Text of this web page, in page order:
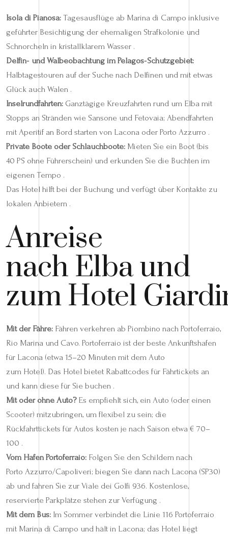
Isola di Pianosa: Tagesausflüge ab Marina di Campo inklusive
geführter Besichtigung der ehemaligen Strafkolonie und
Schnorcheln in kristallklarem Wasser .
Delfin‑ und Walbeobachtung im Pelagos‑Schutzgebiet:
Halbtages­touren auf der Suche nach Delfinen und mit etwas
Glück auch Walen .
Inselrundfahrten: Ganztägige Kreuzfahrten rund um Elba mit
Stopps an Stränden wie Sansone und Fetovaia; Abendfahrten
mit Aperitif an Bord starten von Lacona oder Porto Azzurro .
Private Boote oder Schlauchboote: Mieten Sie ein Boot (bis
40 PS ohne Führerschein) und erkunden Sie die Buchten im
eigenen Tempo .
Das Hotel hilft bei der Buchung und verfügt über Kontakte zu
lokalen Anbietern .
Anreise
nach Elba und
zum Hotel
Mit der Fähre: Fähren verkehren ab Piombino nach Portoferraio,
Rio Marina und Cavo. Portoferraio ist der beste Ankunftshafen
für Lacona (etwa 15–20 Minuten mit dem Auto
zum Hotel). Das Hotel bietet Rabattcodes für Fährtickets an
und kann diese für Sie buchen .
Mit oder ohne Auto?Es empfiehlt sich, ein Auto (oder einen
Scooter) mitzubringen, um flexibel zu sein; die
Rückfahrttickets für Autos kosten je nach Saison etwa € 70–
100 .
Vom Hafen Portoferraio: Folgen Sie den Schildern nach
Porto Azzurro/Capoliveri; biegen Sie dann nach Lacona (SP30)
ab und fahren Sie zur Viale dei Golfi 936. Kostenlose,
reservierte Parkplätze stehen zur Verfügung .
Mit dem Bus: Im Sommer verbindet die Linie 116 Portoferraio
mit Marina di Campo und hält in Lacona; das Hotel liegt